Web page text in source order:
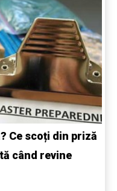
Ce scoți din priză
când revine